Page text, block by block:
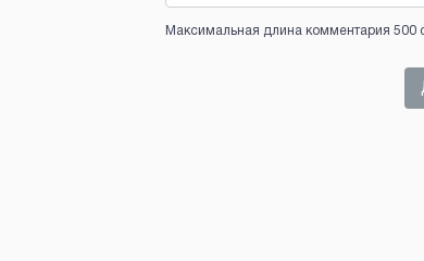
Максимальная длина комментария 500